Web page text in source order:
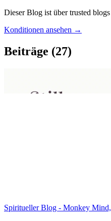
Dieser Blog ist über trusted
Konditionen ansehen →
Beiträge (27)
Spiritueller Blog - Monkey